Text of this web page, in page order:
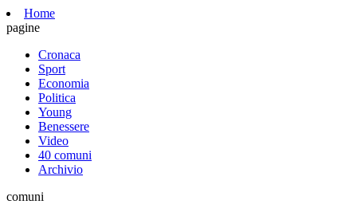
Home
pagine
Cronaca
Sport
Economia
Politica
Young
Benessere
Video
40 comuni
Archivio
comuni